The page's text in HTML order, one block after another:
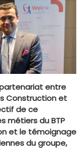
entre
Construction et
de ce
métiers du BTP
et le témoignage
du groupe,